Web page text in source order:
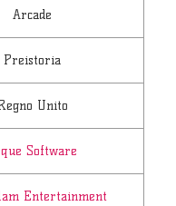
Arcade
Preistoria
Unito
Software
Entertainment